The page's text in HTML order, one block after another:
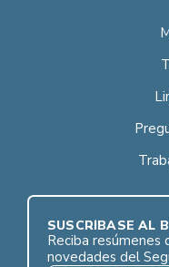
SUSCRÍBASE AL
Reciba resúmenes
novedades del